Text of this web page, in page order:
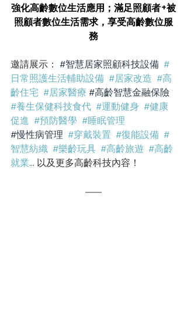
強化高齡數位生活應用；滿足照顧者+被
照顧者數位生活需求，享受高齡數位服
務
邀請展示： #智慧居家照顧科技設備 #
日常照護生活輔助設備 #居家改造 #高
齡住宅 #居家醫療 #高齡智慧金融保險
#養生保健科技食代 #運動健身 #健康
促進 #預防醫學 #睡眠管理
#慢性病管理 #穿戴裝置 #復能設備 #
智慧紡織 #樂齡玩具 #高齡旅遊 #高齡
就業... 以及更多高齡科技內容！